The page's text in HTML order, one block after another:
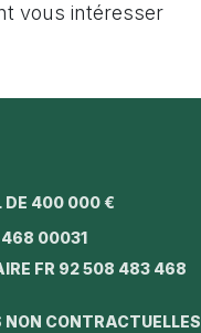
vous intéresser
DE 400 000 €
00031
FR 92 508 483 468
CONTRACTUELLES